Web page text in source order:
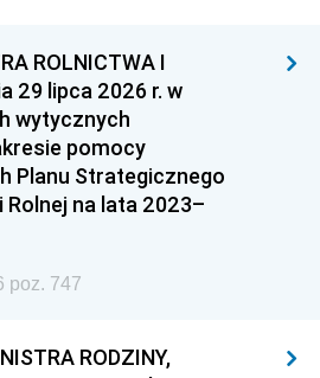
ROLNICTWA I
29 lipca 2026 r. w
wytycznych
pomocy
Planu Strategicznego
na lata 2023–
poz. 747
RODZINY,